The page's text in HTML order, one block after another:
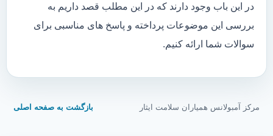
در این باب وجود دارند که در این مطلب قصد داریم به
بررسی این موضوعات پرداخته و پاسخ های مناسبی برای
سوالات شما ارائه کنیم.
مرکز آمبولانس همیاران سلامت ایثار بازگشت به صفحه اصلی